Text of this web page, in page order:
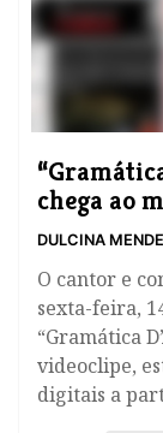
chega ao
DULCINA
O cantor e
sexta-feira,
“Gramática
videoclipe,
digitais a